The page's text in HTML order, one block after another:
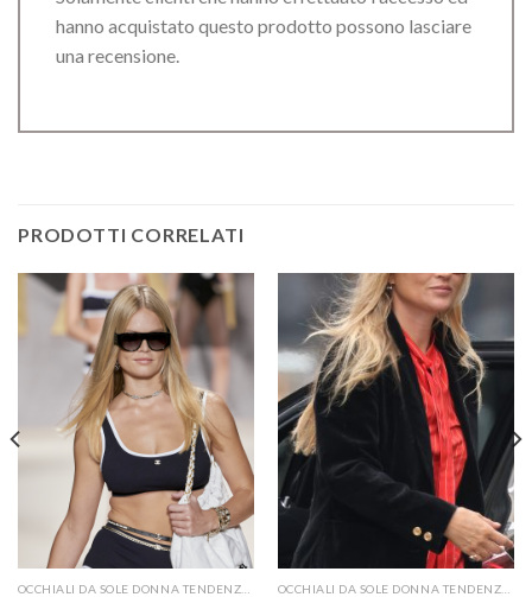
hanno acquistato questo prodotto possono lasciare
una recensione.
PRODOTTI CORRELATI